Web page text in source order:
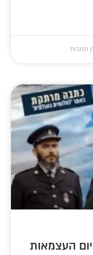
תגובות
העצמאות